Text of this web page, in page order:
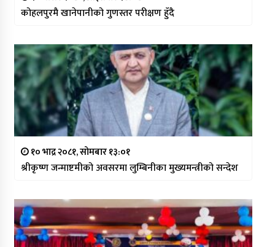
कोहलपुरमै खानेपानीको गुणस्तर परीक्षण हुँदै
१० भाद्र २०८१, सोमबार १३:०१
श्रीकृष्ण जन्माष्टमीको अवसरमा लुम्बिनीका मुख्यमन्त्रीको सन्देश